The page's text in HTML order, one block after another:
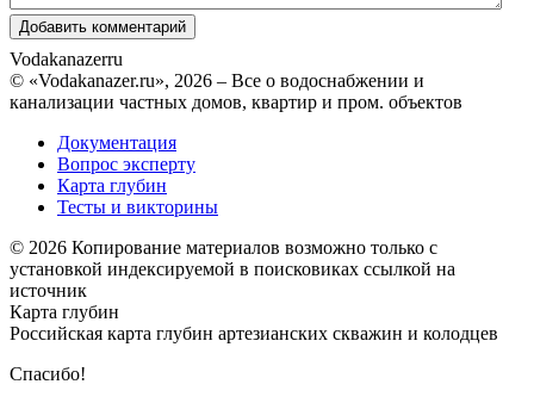
Vodakanazerru
© «Vodakanazer.ru», 2026 – Все о водоснабжении и
канализации частных домов, квартир и пром. объектов
Документация
Вопрос эксперту
Карта глубин
Тесты и викторины
© 2026 Копирование материалов возможно только с
установкой индексируемой в поисковиках ссылкой на
источник
Карта глубин
Российская карта глубин артезианских скважин и колодцев
Спасибо!